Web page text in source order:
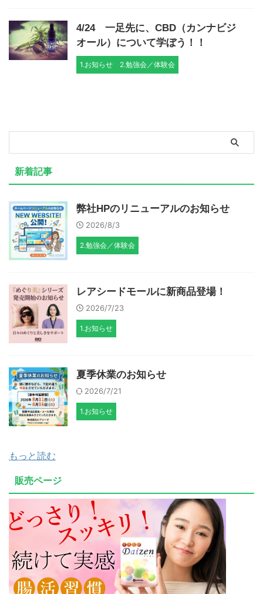
4/24 一足先に、CBD（カンナビジ
オール）について学ぼう！！
1.お知らせ 2.勉強会／体験会
新着記事
弊社HPのリニューアルのお知らせ
2026/8/3
2.勉強会／体験会
レアシードモールに新商品登場！
2026/7/23
1.お知らせ
夏季休業のお知らせ
2026/7/21
1.お知らせ
もっと読む
販売ページ